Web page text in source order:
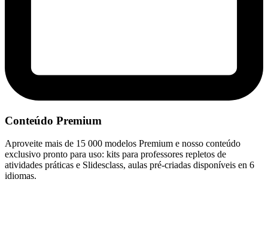
Conteúdo Premium
Aproveite mais de 15 000 modelos Premium e nosso conteúdo
exclusivo pronto para uso: kits para professores repletos de
atividades práticas e Slidesclass, aulas pré-criadas disponíveis en 6
idiomas.